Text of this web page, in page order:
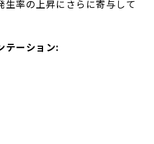
生率の上昇にさらに寄与して
テーション: